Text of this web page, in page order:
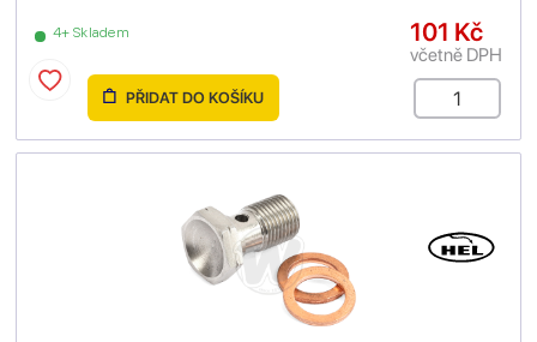
4+ Skladem 101 Kč
včetně DPH
PŘIDAT DO KOŠÍKU